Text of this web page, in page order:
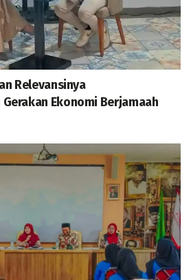
Relevansinya
Ekonomi Berjamaah